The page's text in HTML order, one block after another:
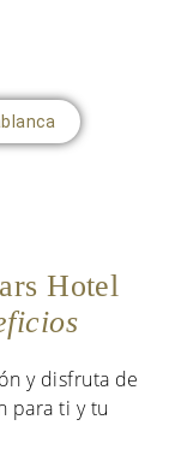
Hotel
y disfruta de
para ti y tu